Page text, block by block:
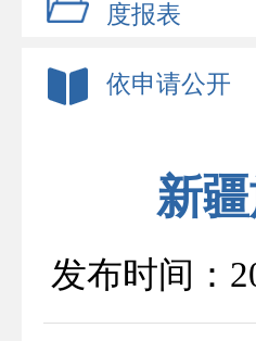
度报表
依申请公开
新
发布时间：